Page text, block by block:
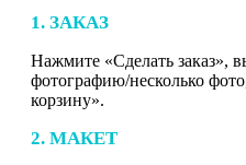
1. ЗАКАЗ
Нажмите «Сделать заказ»,
фотографию/несколько
корзину».
2. МАКЕТ